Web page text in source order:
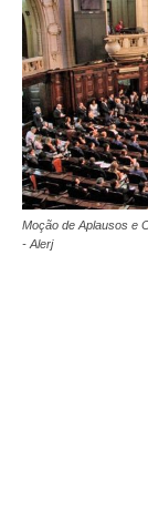
Moção de Aplausos e
- Alerj